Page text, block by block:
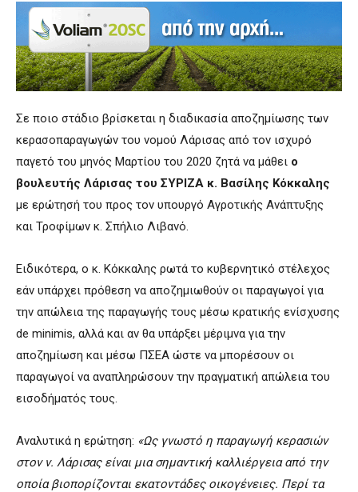
Σε ποιο στάδιο βρίσκεται η διαδικασία αποζημίωσης των
κερασοπαραγωγών του νομού Λάρισας από τον ισχυρό
παγετό του μηνός Μαρτίου του 2020 ζητά να μάθει ο
βουλευτής Λάρισας του ΣΥΡΙΖΑ κ. Βασίλης Κόκκαλης
με ερώτησή του προς τον υπουργό Αγροτικής Ανάπτυξης
και Τροφίμων κ. Σπήλιο Λιβανό.
Ειδικότερα, ο κ. Κόκκαλης ρωτά το κυβερνητικό στέλεχος
εάν υπάρχει πρόθεση να αποζημιωθούν οι παραγωγοί για
την απώλεια της παραγωγής τους μέσω κρατικής ενίσχυσης
de minimis, αλλά και αν θα υπάρξει μέριμνα για την
αποζημίωση και μέσω ΠΣΕΑ ώστε να μπορέσουν οι
παραγωγοί να αναπληρώσουν την πραγματική απώλεια του
εισοδήματός τους.
Αναλυτικά η ερώτηση: «Ως γνωστό η παραγωγή κερασιών
στον ν. Λάρισας είναι μια σημαντική καλλιέργεια από την
οποία βιοπορίζονται εκατοντάδες οικογένειες. Περί τα